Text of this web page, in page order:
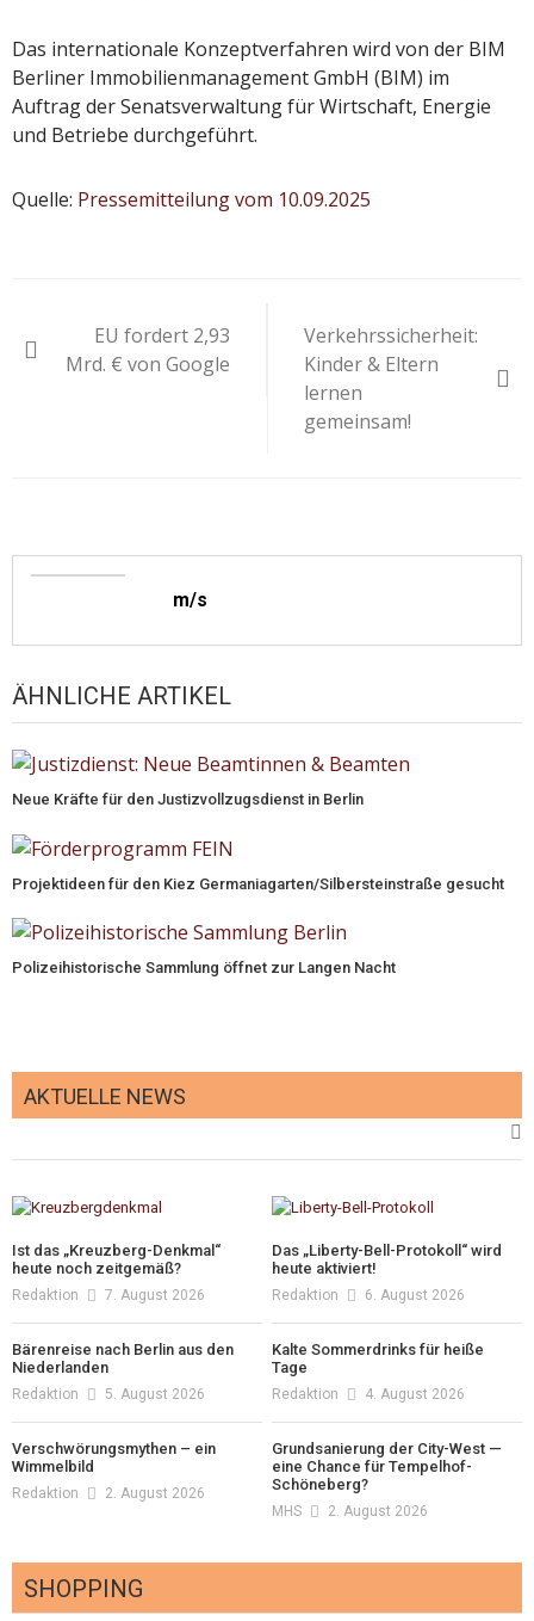
Das internationale Konzeptverfahren wird von der BIM
Berliner Immobilienmanagement GmbH (BIM) im
Auftrag der Senatsverwaltung für Wirtschaft, Energie
und Betriebe durchgeführt.
Quelle: Pressemitteilung vom 10.09.2025
EU fordert 2,93
Mrd. € von Google
Verkehrssicherheit:
Kinder & Eltern
lernen
gemeinsam!
m/s
ÄHNLICHE ARTIKEL
Neue Kräfte für den Justizvollzugsdienst in Berlin
Projektideen für den Kiez Germaniagarten/Silbersteinstraße gesucht
Polizeihistorische Sammlung öffnet zur Langen Nacht
AKTUELLE NEWS
Ist das „Kreuzberg-Denkmal“
heute noch zeitgemäß?
Redaktion 7. August 2026
Das „Liberty-Bell-Protokoll“ wird
heute aktiviert!
Redaktion 6. August 2026
Bärenreise nach Berlin aus den
Niederlanden
Redaktion 5. August 2026
Kalte Sommerdrinks für heiße
Tage
Redaktion 4. August 2026
Verschwörungsmythen – ein
Wimmelbild
Redaktion 2. August 2026
Grundsanierung der City-West —
eine Chance für Tempelhof-
Schöneberg?
MHS 2. August 2026
SHOPPING